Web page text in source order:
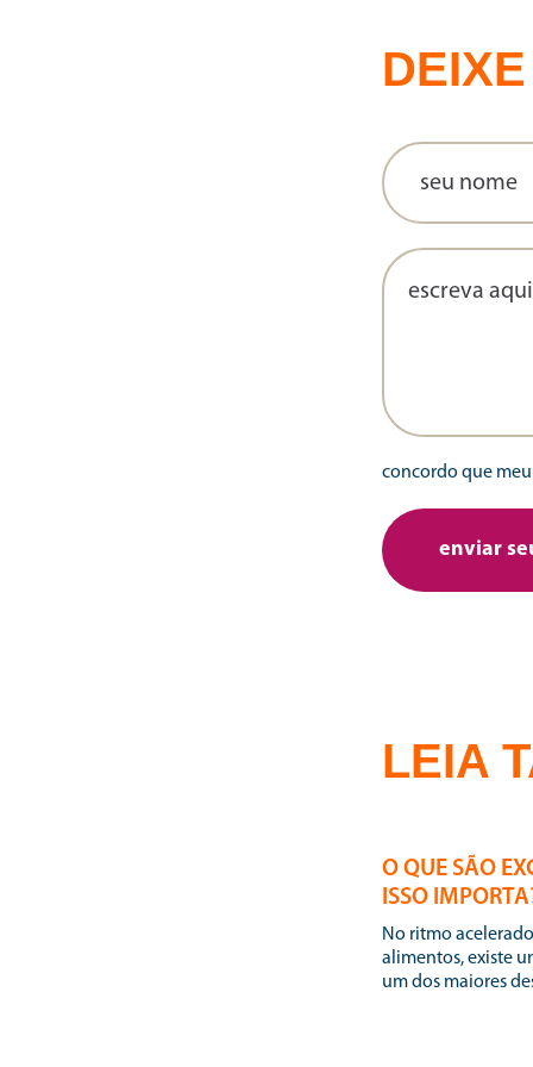
concordo que
LEIA
O QUE SÃO
ISSO
No ritmo acelerado do varejo e da produção de
alimentos, existe
um dos maiores